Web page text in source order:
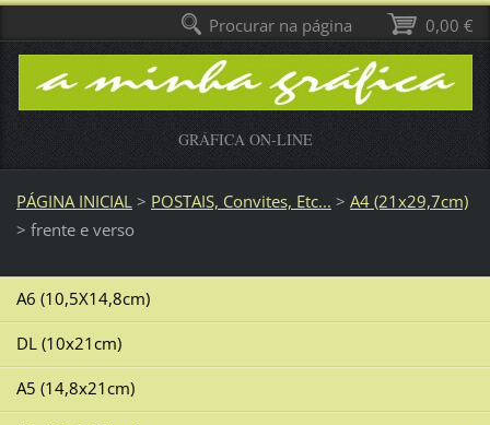
GRÁFICA ON-LINE
PÁGINA INICIAL > POSTAIS, Convites, Etc... > A4 (21x29,7cm)
> frente e verso
A6 (10,5X14,8cm)
DL (10x21cm)
A5 (14,8x21cm)
0,00 €
Procurar na página